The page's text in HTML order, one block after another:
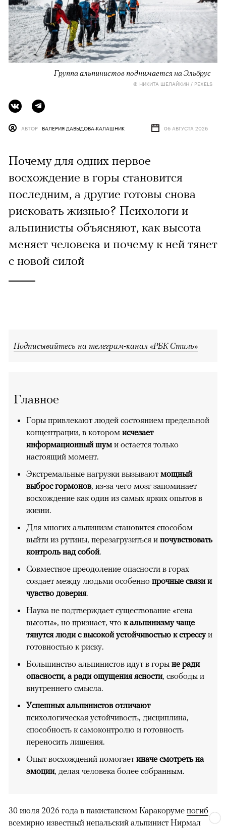
Группа альпинистов поднимается на Эльбрус
© НИКИТА ШЕЛАЙКИН / PEXELS
АВТОР ВАЛЕРИЯ ДАВЫДОВА-КАЛАШНИК 06 АВГУСТА 2026
Почему для одних первое
восхождение в горы становится
последним, а другие готовы снова
рисковать жизнью? Психологи и
альпинисты объясняют, как высота
меняет человека и почему к ней тянет
с новой силой
Подписывайтесь на телеграм-канал «РБК Стиль»
Главное
Горы привлекают людей состоянием предельной
концентрации, в котором исчезает
информационный шум и остается только
настоящий момент.
Экстремальные нагрузки вызывают мощный
выброс гормонов, из-за чего мозг запоминает
восхождение как один из самых ярких опытов в
жизни.
Для многих альпинизм становится способом
выйти из рутины, перезагрузиться и почувствовать
контроль над собой.
Совместное преодоление опасности в горах
создает между людьми особенно прочные связи и
чувство доверия.
Наука не подтверждает существование «гена
высоты», но признает, что к альпинизму чаще
тянутся люди с высокой устойчивостью к стрессуи
готовностью к риску.
Большинство альпинистов идут в горы не ради
опасности, а ради ощущения ясности, свободы и
внутреннего смысла.
Успешных альпинистов отличают
психологическая устойчивость, дисциплина,
способность к самоконтролю и готовность
переносить лишения.
Опыт восхождений помогает иначе смотреть на
эмоции, делая человека более собранным.
30 июля 2026 года в пакистанском Каракоруме погиб
всемирно известный непальский альпинист Нирмал